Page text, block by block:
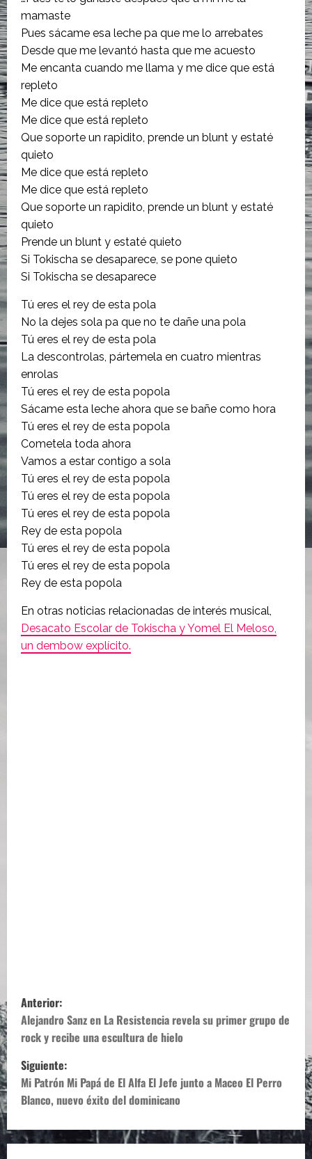
mamaste
Pues sácame esa leche pa que me lo arrebates
Desde que me levantó hasta que me acuesto
Me encanta cuando me llama y me dice que está
repleto
Me dice que está repleto
Me dice que está repleto
Que soporte un rapidito, prende un blunt y estaté
quieto
Me dice que está repleto
Me dice que está repleto
Que soporte un rapidito, prende un blunt y estaté
quieto
Prende un blunt y estaté quieto
Si Tokischa se desaparece, se pone quieto
Si Tokischa se desaparece
Tú eres el rey de esta pola
No la dejes sola pa que no te dañe una pola
Tú eres el rey de esta pola
La descontrolas, pártemela en cuatro mientras
enrolas
Tú eres el rey de esta popola
Sácame esta leche ahora que se bañe como hora
Tú eres el rey de esta popola
Cometela toda ahora
Vamos a estar contigo a sola
Tú eres el rey de esta popola
Tú eres el rey de esta popola
Tú eres el rey de esta popola
Rey de esta popola
Tú eres el rey de esta popola
Tú eres el rey de esta popola
Rey de esta popola
En otras noticias relacionadas de interés musical,
Desacato Escolar de Tokischa y Yomel El Meloso,
un dembow explícito.
N
a
v
e
g
a
Anterior:
Alejandro Sanz en La Resistencia revela su primer grupo de
rock y recibe una escultura de hielo
Siguiente:
Mi Patrón Mi Papá de El Alfa El Jefe junto a Maceo El Perro
Blanco, nuevo éxito del dominicano